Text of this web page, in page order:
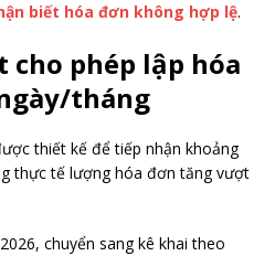
biết hóa đơn không hợp lệ.
cho phép lập hóa
tháng
thiết kế để tiếp nhận khoảng
thực tế lượng hóa đơn tăng vượt
chuyển sang kê khai theo